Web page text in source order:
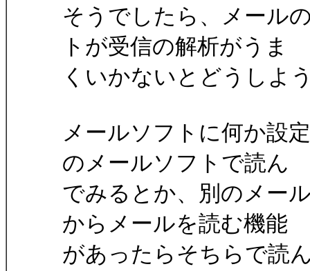
そうでしたら、メール
トが受信の解析がうま
くいかないとどうしよ
メールソフトに何か設
のメールソフトで読ん
でみるとか、別のメー
からメールを読む機能
があったらそちらで読